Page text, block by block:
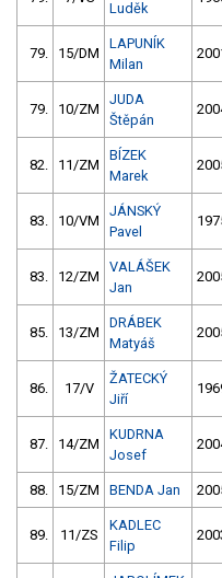
Luděk
79. 15/DM
LAPUNÍK
Milan
79. 10/ZM
JUDA
Štěpán
82. 11/ZM
BÍZEK
Marek
83. 10/VM
JÁNSKÝ
Pavel
83. 12/ZM
VALÁŠEK
Jan
85. 13/ZM
DRÁBEK
Matyáš
86. 17/V
ŽATECKÝ
Jiří
87. 14/ZM
KUDRNA
Josef
88. 15/ZM BENDA Jan
89. 11/ZS
KADLEC
Filip